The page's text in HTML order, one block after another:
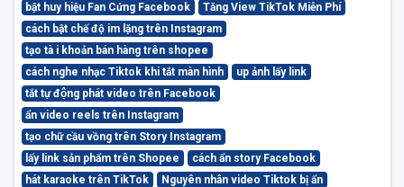
bật huy hiệu Fan Cứng Facebook
Tăng View TikTok Miễn Phí
cách bật chế độ im lặng trên Instagram
tạo tà i khoản bán hàng trên shopee
cách nghe nhạc Tiktok khi tắt màn hình
up ảnh lấy link
tắt tự động phát video trên Facebook
ẩn video reels trên Instagram
tạo chữ cầu vồng trên Story Instagram
lấy link sản phẩm trên Shopee
cách ẩn story Facebook
hát karaoke trên TikTok
Nguyên nhân video Tiktok bị ẩn